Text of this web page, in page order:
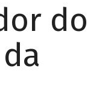
do